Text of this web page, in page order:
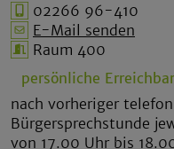
02266 96-410
E-Mail senden
Raum 400
persönliche
nach vorheriger
Bürgersprechstunde
von 17.00 Uhr bis